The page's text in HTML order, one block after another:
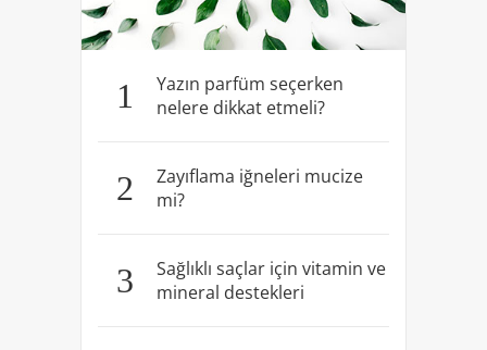
1
Yazın parfüm seçerken
nelere dikkat etmeli?
2
Zayıflama iğneleri mucize
mi?
3
Sağlıklı saçlar için vitamin ve
mineral destekleri